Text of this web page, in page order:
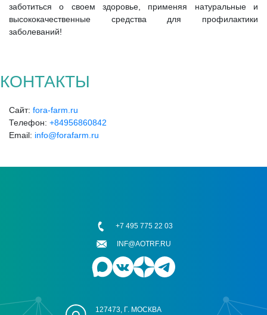
заботиться о своем здоровье, применяя натуральные и
высококачественные средства для профилактики
заболеваний!
КОНТАКТЫ
Сайт: fora-farm.ru
Телефон: +84956860842
Email: info@forafarm.ru
127473, Г. МОСКВА
+7 495 775 22 03
INF@AOTRF.RU